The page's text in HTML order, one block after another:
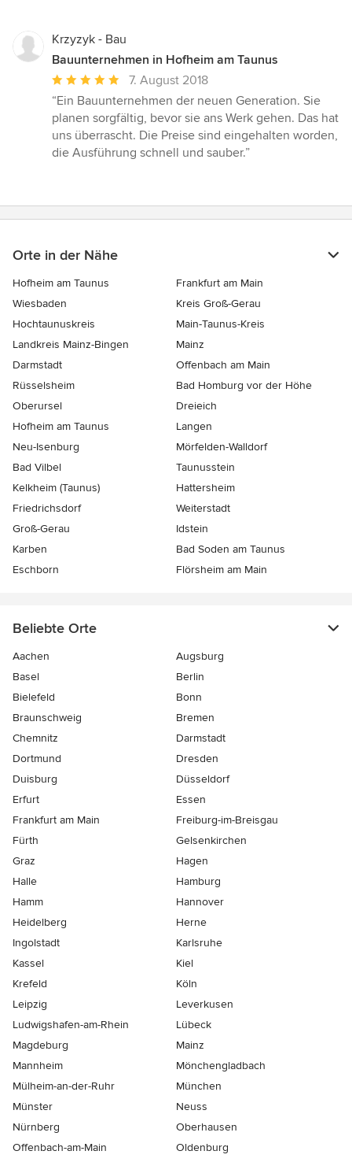
Krzyzyk - Bau
Bauunternehmen in Hofheim am Taunus
Durchschnittliche
Bewertung:
5
von
5
7. August 2018
“Ein Bauunternehmen der neuen Generation. Sie
planen sorgfältig, bevor sie ans Werk gehen. Das hat
uns überrascht. Die Preise sind eingehalten worden,
die Ausführung schnell und sauber.”
Orte in der Nähe
Hofheim am Taunus
Frankfurt am Main
Wiesbaden
Kreis Groß-Gerau
Hochtaunuskreis
Main-Taunus-Kreis
Landkreis Mainz-Bingen
Mainz
Darmstadt
Offenbach am Main
Rüsselsheim
Bad Homburg vor der Höhe
Oberursel
Dreieich
Hofheim am Taunus
Langen
Neu-Isenburg
Mörfelden-Walldorf
Bad Vilbel
Taunusstein
Kelkheim (Taunus)
Hattersheim
Friedrichsdorf
Weiterstadt
Groß-Gerau
Idstein
Karben
Bad Soden am Taunus
Eschborn
Flörsheim am Main
Beliebte Orte
Aachen
Augsburg
Basel
Berlin
Bielefeld
Bonn
Braunschweig
Bremen
Chemnitz
Darmstadt
Dortmund
Dresden
Duisburg
Düsseldorf
Erfurt
Essen
Frankfurt am Main
Freiburg-im-Breisgau
Fürth
Gelsenkirchen
Graz
Hagen
Halle
Hamburg
Hamm
Hannover
Heidelberg
Herne
Ingolstadt
Karlsruhe
Kassel
Kiel
Krefeld
Köln
Leipzig
Leverkusen
Ludwigshafen-am-Rhein
Lübeck
Magdeburg
Mainz
Mannheim
Mönchen­gladbach
Mülheim-an-der-Ruhr
München
Münster
Neuss
Nürnberg
Oberhausen
Offenbach-am-Main
Oldenburg